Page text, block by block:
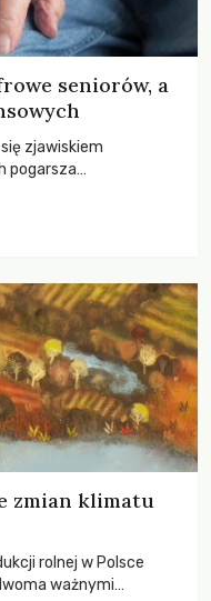
seniorów, a
zjawiskiem
pogarsza
zmian klimatu
rolnej w Polsce
ważnymi